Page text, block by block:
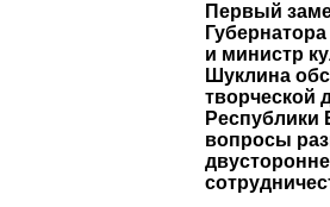
Первый
и министр
Шуклина
творческой
Республики
вопросы